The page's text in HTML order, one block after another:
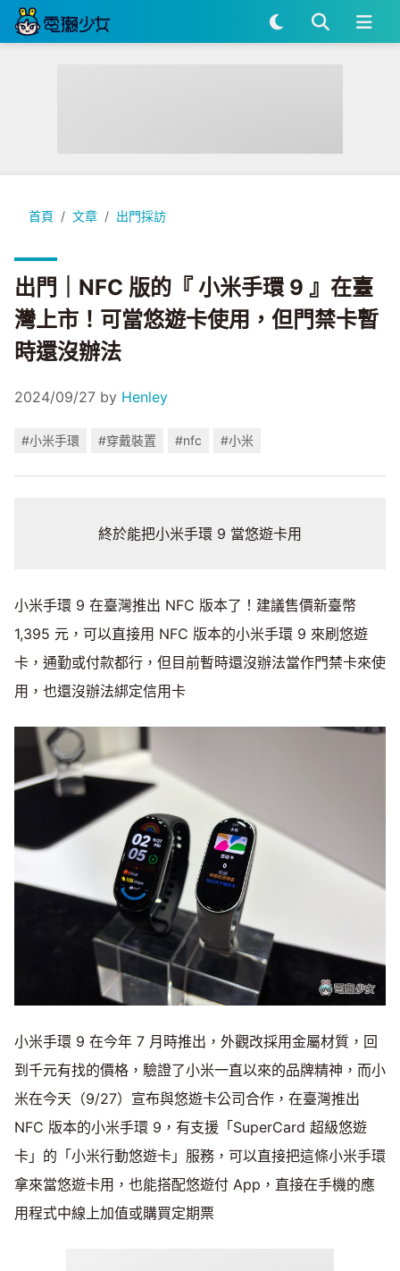
首頁 文章 出門採訪
出門｜NFC 版的『 小米手環 9 』在臺灣上市！可當悠遊卡使用
出門｜NFC 版的『 小米手環 9 』在臺
灣上市！可當悠遊卡使用，但門禁卡暫
時還沒辦法
2024/09/27 by Henley
#小米手環 #穿戴裝置 #nfc #小米
終於能把小米手環 9 當悠遊卡用
小米手環 9 在臺灣推出 NFC 版本了！建議售價新臺幣
1,395 元，可以直接用 NFC 版本的小米手環 9 來刷悠遊
卡，通勤或付款都行，但目前暫時還沒辦法當作門禁卡來使
用，也還沒辦法綁定信用卡
小米手環 9 在今年 7 月時推出，外觀改採用金屬材質，回
到千元有找的價格，驗證了小米一直以來的品牌精神，而小
米在今天（9/27）宣布與悠遊卡公司合作，在臺灣推出
NFC 版本的小米手環 9，有支援「SuperCard 超級悠遊
卡」的「小米行動悠遊卡」服務，可以直接把這條小米手環
拿來當悠遊卡用，也能搭配悠遊付 App，直接在手機的應
用程式中線上加值或購買定期票